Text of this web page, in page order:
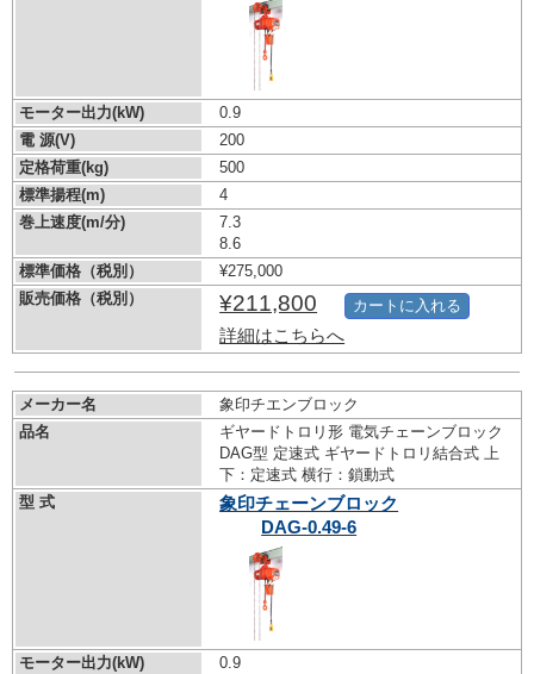
モーター出力(kW)
0.9
電 源(V)
200
定格荷重(kg)
500
標準揚程(m)
4
巻上速度(m/分)
7.3
8.6
標準価格（税別）
¥275,000
販売価格（税別）
¥211,800
詳細はこちらへ
カートに入れる
メーカー名
象印チエンブロック
品名
ギヤードトロリ形 電気チェーンブロック
DAG型 定速式 ギヤードトロリ結合式 上
下：定速式 横行：鎖動式
型 式
象印チェーンブロック
DAG-0.49-6
モーター出力(kW)
0.9